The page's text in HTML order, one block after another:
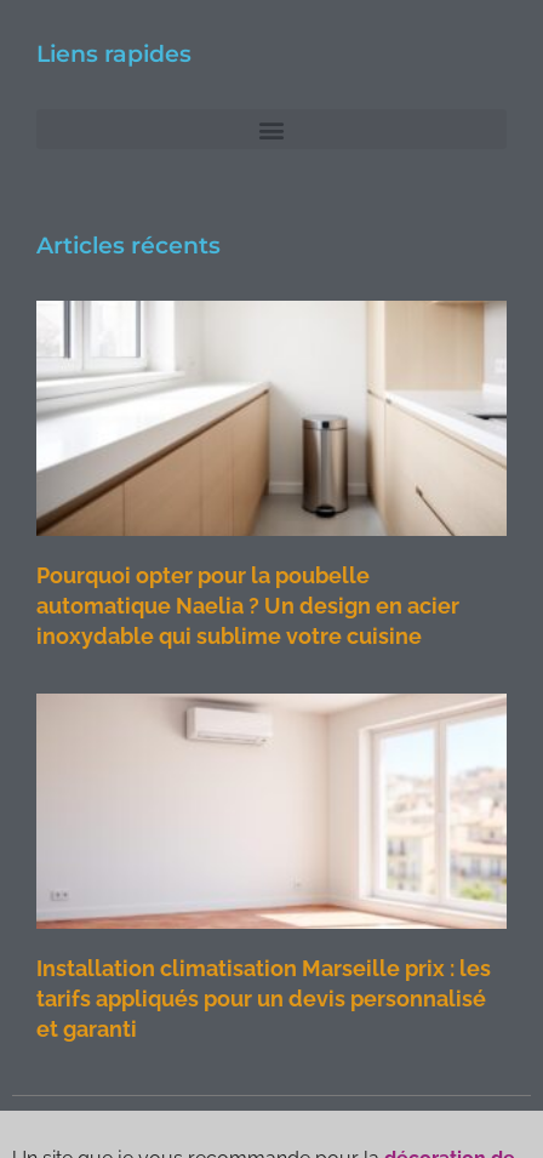
Liens rapides
Articles récents
Pourquoi opter pour la poubelle
automatique Naelia ? Un design en acier
inoxydable qui sublime votre cuisine
Installation climatisation Marseille prix : les
tarifs appliqués pour un devis personnalisé
et garanti